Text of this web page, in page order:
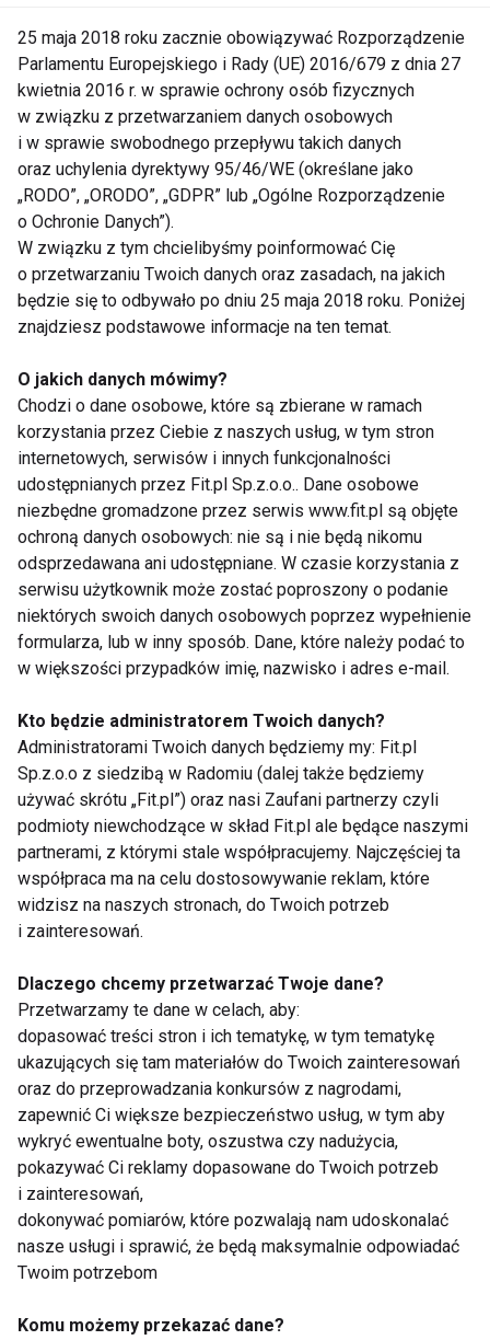
Pomóż sobie uzyskać
opaleniznę
Złoty puder zamiast złotej
opalenizny
Zadbaj o piękną i zdrową
opaleniznę
Lato w pełni! Zadbaj o skórę!
Dieta przed wyjściem na plażę
Pozowanie
Wiosna to czas zmian
Skąpani w promieniach
słonecznych
Włosy i opalanie
Opalaj się z głową
Zdrowa opalenizna bez słońca
25 maja 2018 roku zacznie obowiązywać Rozporządzenie
Parlamentu Europejskiego i Rady (UE) 2016/679 z dnia 27
kwietnia 2016 r. w sprawie ochrony osób fizycznych
w związku z przetwarzaniem danych osobowych
i w sprawie swobodnego przepływu takich danych
oraz uchylenia dyrektywy 95/46/WE (określane jako
„RODO”, „ORODO”, „GDPR” lub „Ogólne Rozporządzenie
o Ochronie Danych”).
W związku z tym chcielibyśmy poinformować Cię
o przetwarzaniu Twoich danych oraz zasadach, na jakich
będzie się to odbywało po dniu 25 maja 2018 roku. Poniżej
znajdziesz podstawowe informacje na ten temat.
O jakich danych mówimy?
Chodzi o dane osobowe, które są zbierane w ramach
korzystania przez Ciebie z naszych usług, w tym stron
internetowych, serwisów i innych funkcjonalności
udostępnianych przez Fit.pl Sp.z.o.o.. Dane osobowe
niezbędne gromadzone przez serwis www.fit.pl są objęte
ochroną danych osobowych: nie są i nie będą nikomu
odsprzedawana ani udostępniane. W czasie korzystania z
serwisu użytkownik może zostać poproszony o podanie
niektórych swoich danych osobowych poprzez wypełnienie
formularza, lub w inny sposób. Dane, które należy podać to
w większości przypadków imię, nazwisko i adres e-mail.
Kto będzie administratorem Twoich danych?
Administratorami Twoich danych będziemy my: Fit.pl
Sp.z.o.o z siedzibą w Radomiu (dalej także będziemy
używać skrótu „Fit.pl”) oraz nasi Zaufani partnerzy czyli
podmioty niewchodzące w skład Fit.pl ale będące naszymi
partnerami, z którymi stale współpracujemy. Najczęściej ta
współpraca ma na celu dostosowywanie reklam, które
widzisz na naszych stronach, do Twoich potrzeb
i zainteresowań.
Dlaczego chcemy przetwarzać Twoje dane?
Przetwarzamy te dane w celach, aby:
dopasować treści stron i ich tematykę, w tym tematykę
ukazujących się tam materiałów do Twoich zainteresowań
oraz do przeprowadzania konkursów z nagrodami,
zapewnić Ci większe bezpieczeństwo usług, w tym aby
wykryć ewentualne boty, oszustwa czy nadużycia,
pokazywać Ci reklamy dopasowane do Twoich potrzeb
i zainteresowań,
dokonywać pomiarów, które pozwalają nam udoskonalać
nasze usługi i sprawić, że będą maksymalnie odpowiadać
Twoim potrzebom
Komu możemy przekazać dane?